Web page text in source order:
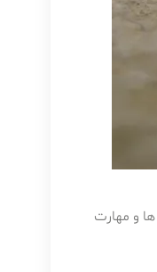
و مهارت